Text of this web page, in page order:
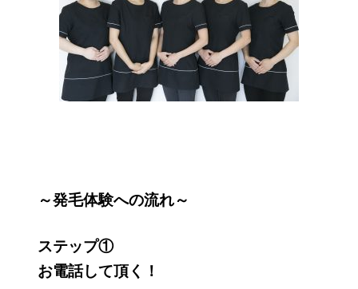
～発毛体験への流れ～
ステップ①
お電話して頂く！